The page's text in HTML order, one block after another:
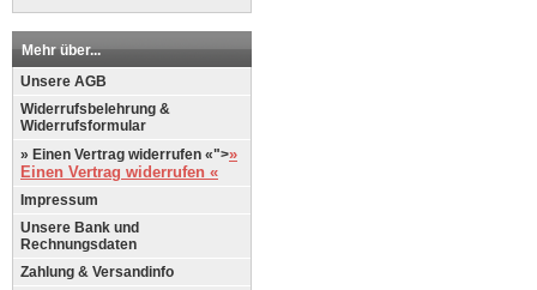
Mehr über...
Unsere AGB
Widerrufsbelehrung &
Widerrufsformular
» Einen Vertrag widerrufen «">»
Einen Vertrag widerrufen «
Impressum
Unsere Bank und
Rechnungsdaten
Zahlung & Versandinfo